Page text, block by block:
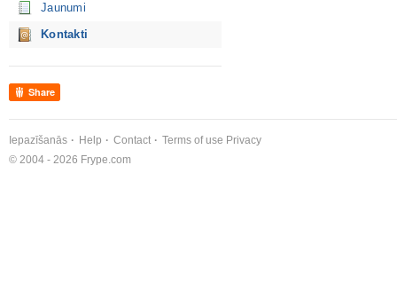
Jaunumi
Kontakti
Share
Iepazīšanās Help Contact Terms of use Privacy
© 2004 - 2026 Frype.com